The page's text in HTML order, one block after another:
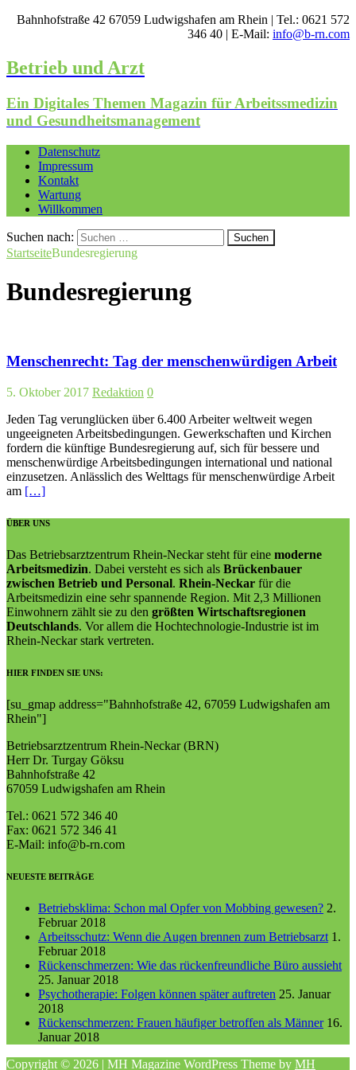
Bahnhofstraße 42 67059 Ludwigshafen am Rhein | Tel.: 0621 572
346 40 | E-Mail: info@b-rn.com
Betrieb und Arzt
Ein Digitales Themen Magazin für Arbeitssmedizin
und Gesundheitsmanagement
Datenschutz
Impressum
Kontakt
Wartung
Willkommen
Suchen nach:
StartseiteBundesregierung
Bundesregierung
Menschenrecht: Tag der menschenwürdigen Arbeit
5. Oktober 2017 Redaktion 0
Jeden Tag verunglücken über 6.400 Arbeiter weltweit wegen
ungeeigneten Arbeitsbedingungen. Gewerkschaften und Kirchen
fordern die künftige Bundesregierung auf, sich für bessere und
menschenwürdige Arbeitsbedingungen international und national
einzusetzen. Anlässlich des Welttags für menschenwürdige Arbeit
am […]
ÜBER UNS
Das Betriebsarztzentrum Rhein-Neckar steht für eine moderne
Arbeitsmedizin. Dabei versteht es sich als Brückenbauer
zwischen Betrieb und Personal. Rhein-Neckar für die
Arbeitsmedizin eine sehr spannende Region. Mit 2,3 Millionen
Einwohnern zählt sie zu den größten Wirtschaftsregionen
Deutschlands. Vor allem die Hochtechnologie-Industrie ist im
Rhein-Neckar stark vertreten.
HIER FINDEN SIE UNS:
[su_gmap address="Bahn­hof­straße 42, 67059 Lud­wigs­ha­fen am
Rhein"]
Betriebsarztzentrum Rhein-Neckar (BRN)
Herr Dr. Turgay Göksu
Bahnhofstraße 42
67059 Ludwigshafen am Rhein
Tel.: 0621 572 346 40
Fax: 0621 572 346 41
E-Mail: info@b-rn.com
NEUESTE BEITRÄGE
Betriebsklima: Schon mal Opfer von Mobbing gewesen? 2.
Februar 2018
Arbeitsschutz: Wenn die Augen brennen zum Betriebsarzt 1.
Februar 2018
Rückenschmerzen: Wie das rückenfreundliche Büro aussieht
25. Januar 2018
Psychotherapie: Folgen können später auftreten 25. Januar
2018
Rückenschmerzen: Frauen häufiger betroffen als Männer 16.
Januar 2018
Copyright © 2026 | MH Magazine WordPress Theme by MH